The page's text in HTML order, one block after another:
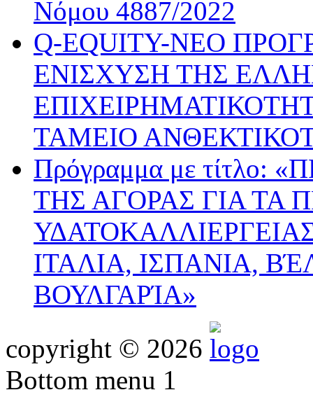
Νόμου 4887/2022
Q-EQUITY-ΝΕΟ
ΕΝΙΣΧΥΣΗ ΤΗΣ
ΤΑΜΕΙΟ
Πρόγραμμα με
ΤΗΣ ΑΓΟΡΑΣ ΓΙΑ ΤΑ
ΙΤΑΛΙΑ, ΙΣΠΑΝΙΑ,
ΒΟΥΛΓΑΡΊΑ»
copyright © 2026
Bottom menu 1